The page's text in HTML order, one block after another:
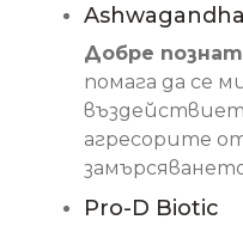
Ashwagandha
Добре
помага да се
агресорите
Pro-D Biotic